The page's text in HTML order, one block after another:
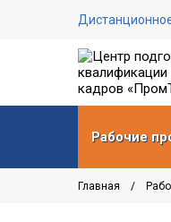
Рабочие
Главная